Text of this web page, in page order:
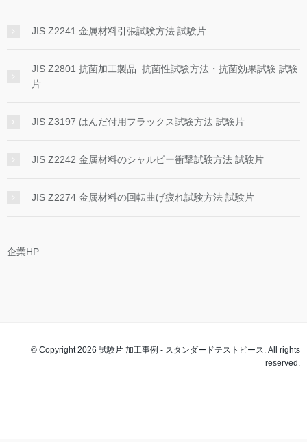
JIS Z2241 金属材料引張試験方法 試験片
JIS Z2801 抗菌加工製品−抗菌性試験方法・抗菌効果試験 試験
片
JIS Z3197 はんだ付用フラックス試験方法 試験片
JIS Z2242 金属材料のシャルピー衝撃試験方法 試験片
JIS Z2274 金属材料の回転曲げ疲れ試験方法 試験片
企業HP
© Copyright 2026 試験片 加工事例 - スタンダードテストピース. All rights
reserved.